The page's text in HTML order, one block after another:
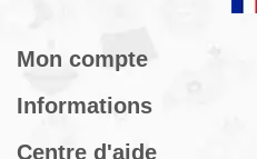
Mon compte
Informations
Centre d'aide